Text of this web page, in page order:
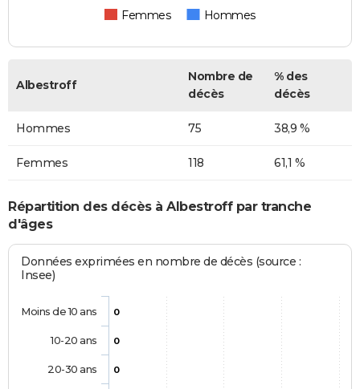
Femmes Hommes
Albestroff
Nombre de
décès
% des
décès
Hommes 75 38,9 %
Femmes 118 61,1 %
Répartition des décès à Albestroff par tranche
d'âges
Données exprimées en nombre de décès (source :
Insee)
0
0
0
Moins de 10 ans
10-20 ans
20-30 ans